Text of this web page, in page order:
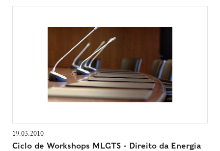
19.03.2010
Ciclo de Workshops MLGTS - Direito da Energia